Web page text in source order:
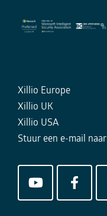
Xillio Europe
Xillio UK
Xillio USA
Stuur een e-mail naar